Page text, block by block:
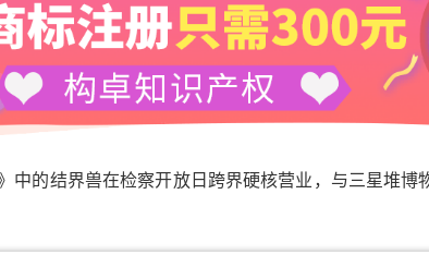
的结界兽在检察开放日跨界硬核营业，与三星堆博